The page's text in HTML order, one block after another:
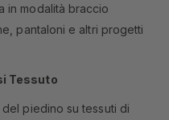
in modalità braccio
pantaloni e altri progetti
Tessuto
piedino su tessuti di